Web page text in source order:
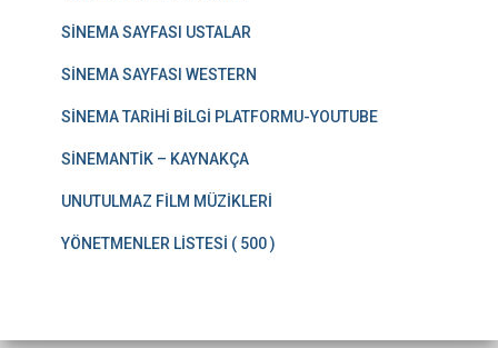
SİNEMA SAYFASI USTALAR
SİNEMA SAYFASI WESTERN
SİNEMA TARİHİ BİLGİ PLATFORMU-YOUTUBE
SİNEMANTİK – KAYNAKÇA
UNUTULMAZ FİLM MÜZİKLERİ
YÖNETMENLER LİSTESİ ( 500 )